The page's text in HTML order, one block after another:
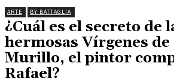
ARTE BY BATTAGLIA
¿Cuál es el secreto de
hermosas Vírgenes
Murillo, el pintor
Rafael?